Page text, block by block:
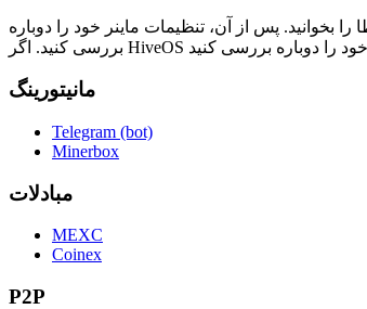
بخوانید. پس از آن، تنظیمات ماینر خود را دوباره
مانیتورینگ
Telegram (bot)
Minerbox
مبادلات
MEXC
Coinex
P2P